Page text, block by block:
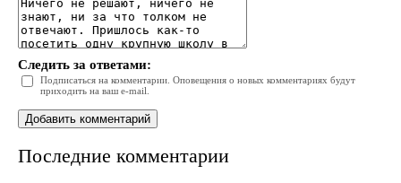
Следить за ответами:
Подписаться на комментарии. Оповещения о новых комментариях будут
приходить на ваш e-mail.
Последние комментарии